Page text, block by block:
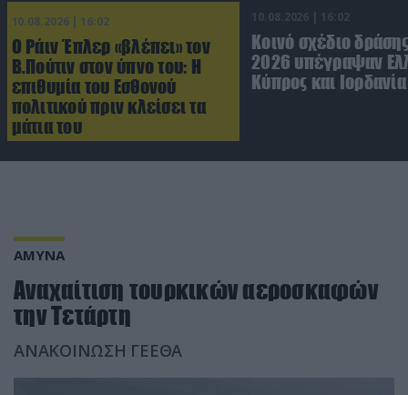
10.08.2026 | 16:02
Ο Ράιν Έπλερ «βλέπει» τον
Β.Πούτιν στον ύπνο του: Η
επιθυμία του Εσθονού
πολιτικού πριν κλείσει τα
μάτια του
10.08.2026 | 16:02
Κοινό σχέδιο
2026 υπέγραψαν
Κύπρος και Ιορδανία
ΑΜΥΝΑ
Αναχαίτιση τουρκικών αεροσκαφών
την Τετάρτη
ΑΝΑΚΟΙΝΩΣΗ ΓΕΕΘΑ